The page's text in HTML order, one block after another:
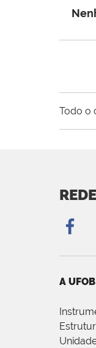
Todo o
A UFOB